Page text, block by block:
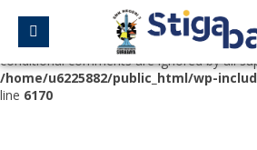
Deprecated
: Function WP_Dependencies-
with an argument that is
deprecated
conditional comments are ignored by all
/home/u6225882/public_html/wp-
line 6170